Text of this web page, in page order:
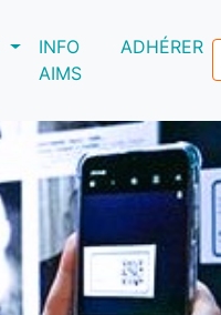
INFO
AIMS
ADHÉRER